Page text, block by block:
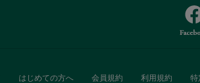
はじめての方へ 会員規約 利用規約 特